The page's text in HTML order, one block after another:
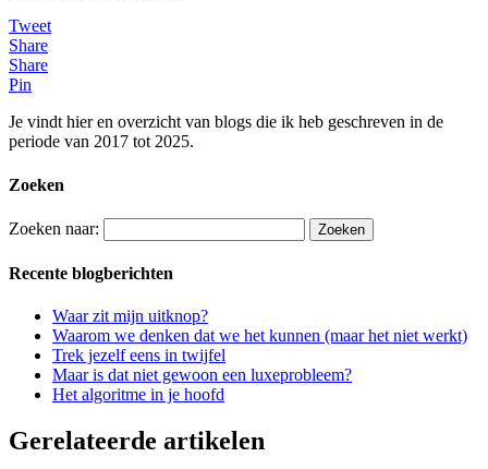
Tweet
Share
Share
Pin
Je vindt hier en overzicht van blogs die ik heb geschreven in de
periode van 2017 tot 2025.
Zoeken
Zoeken naar:
Recente blogberichten
Waar zit mijn uitknop?
Waarom we denken dat we het kunnen (maar het niet werkt)
Trek jezelf eens in twijfel
Maar is dat niet gewoon een luxeprobleem?
Het algoritme in je hoofd
Gerelateerde artikelen